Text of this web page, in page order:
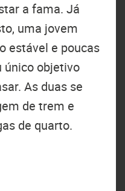
a fama. Já
uma jovem
estável e poucas
único objetivo
As duas se
de trem e
de quarto.